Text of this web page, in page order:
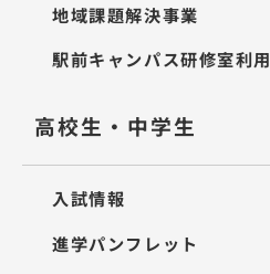
地域課題解決事業
駅前キャンパス研修室利用
高校生・中学生
入試情報
進学パンフレット